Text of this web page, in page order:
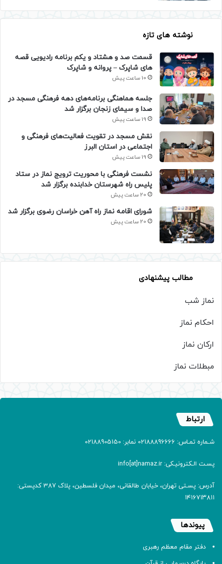
نوشته های تازه
قسمت صد و هشتاد و یکم برنامه رادیویی قصه
های شاپرک – پروانه و شاپرک
10 ساعت پیش
جلسه هماهنگی برنامه‌های دهه فرهنگی مسجد در
صدا و سیمای زنجان برگزار شد
19 ساعت پیش
نقش مسجد در تقویت فعالیت‌های فرهنگی و
اجتماعی در استان البرز
19 ساعت پیش
نشست فرهنگی با محوریت ترویج نماز در ستاد
پلیس راه شهرستان خدابنده برگزار شد
20 ساعت پیش
شورای اقامه نماز راه آهن خراسان رضوی برگزار شد
20 ساعت پیش
مطالب پیشنهادی
نماز شب
احکام نماز
ارکان نماز
مبطلات نماز
ارتباط
شـماره تمـاس: 02188896666 نمابر: 02188905150
پسـت الـکترونیـکی: info[at]namaz.ir
آدرس: پسـتی تهران، خیابان طالقانی، میدان فلسطین، پلاک 387 کدپستی:
۱۴۱۶۷۱۳۸۱۱
پیوندها
دفتر مقام معظم رهبری